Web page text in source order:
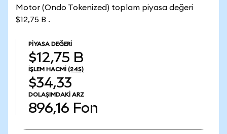
Motor (Ondo Tokenized) toplam piyasa değeri
$12,75 B .
PIYASA DEĞERI
$12,75 B
İŞLEM HACMI (24S)
$34,33
DOLAŞIMDAKI ARZ
896,16 Fon